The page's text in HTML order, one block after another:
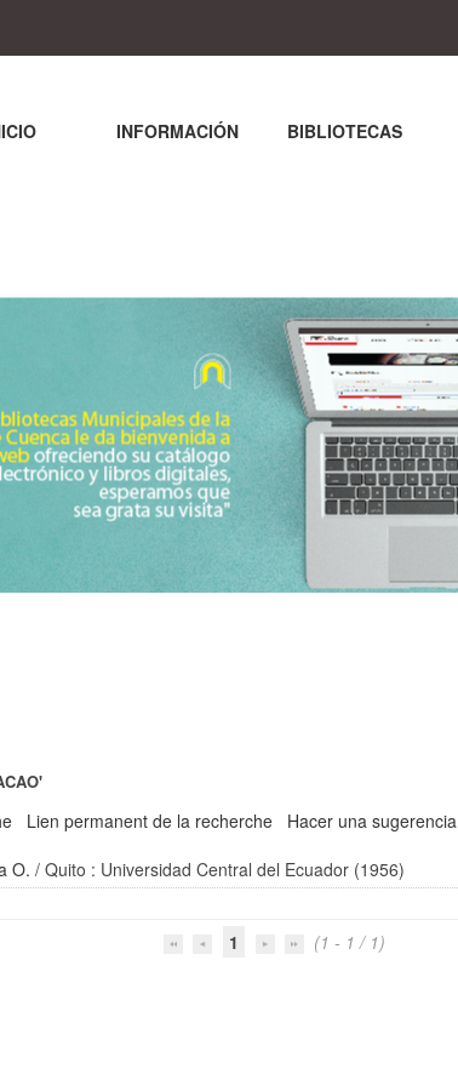
Lien permanent de la recherche
Hacer una sugerencia
O. / Quito : Universidad Central del Ecuador (1956)
1 (1 - 1 / 1)
INFORMACIÓN BIBLIOTECAS